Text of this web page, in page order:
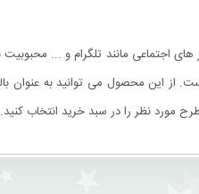
نظر را در سبد خرید انتخاب کنید.